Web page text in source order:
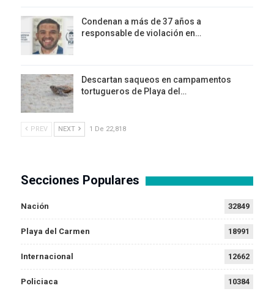
Condenan a más de 37 años a
responsable de violación en…
Descartan saqueos en campamentos
tortugueros de Playa del…
PREV NEXT 1 De 22,818
Secciones Populares
Nación 32849
Playa del Carmen 18991
Internacional 12662
Policiaca 10384